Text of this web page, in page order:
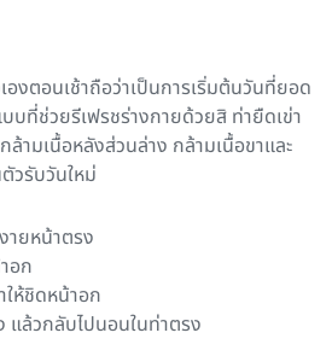
งตอนเช้าถือว่าเป็นการเริ่มต้นวันที่ยอด
บที่ช่วยรีเฟรชร่างกายด้วยสิ ท่ายืดเข่า
ามเนื้อหลังส่วนล่าง กล้ามเนื้อขาและ
วรับวันใหม่
ายหน้าตรง
อก
ให้ชิดหน้าอก
แล้วกลับไปนอนในท่าตรง